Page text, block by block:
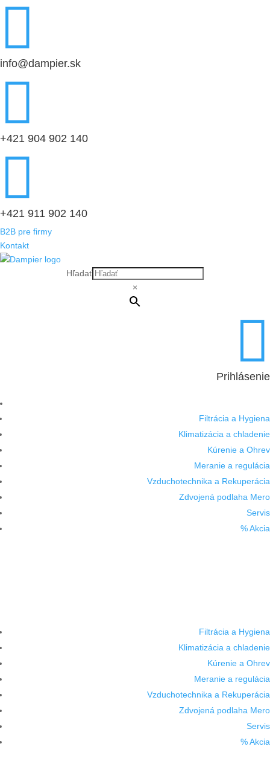

info@dampier.sk

+421 904 902 140

+421 911 902 140
B2B pre firmy
Kontakt
Hľadať
×

Prihlásenie
Filtrácia a Hygiena
Klimatizácia a chladenie
Kúrenie a Ohrev
Meranie a regulácia
Vzduchotechnika a Rekuperácia
Zdvojená podlaha Mero
Servis
% Akcia
Filtrácia a Hygiena
Klimatizácia a chladenie
Kúrenie a Ohrev
Meranie a regulácia
Vzduchotechnika a Rekuperácia
Zdvojená podlaha Mero
Servis
% Akcia